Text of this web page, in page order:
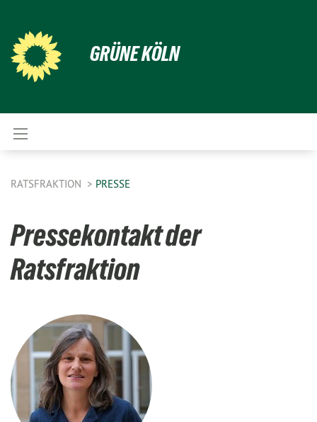
GRÜNE KÖLN
RATSFRAKTION PRESSE
Pressekontakt der
Ratsfraktion